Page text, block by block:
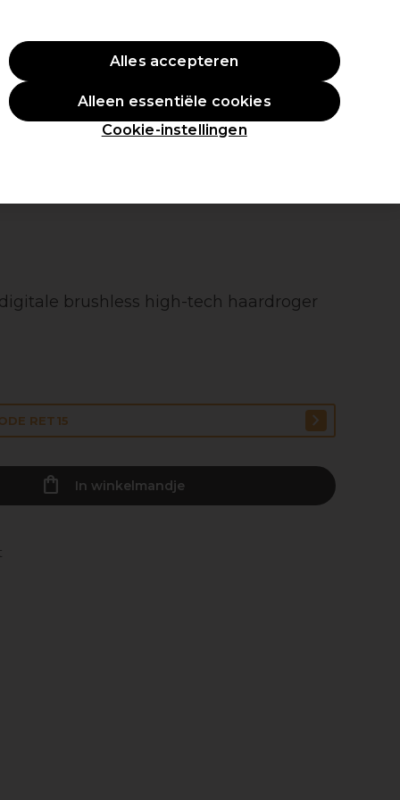
Aanmelden
Inspiratie Professionele Awards
brushless high-tech haardroger
RET15
In winkelmandje
Cookie-instellingen
Alleen essentiële cookies
Alles accepteren